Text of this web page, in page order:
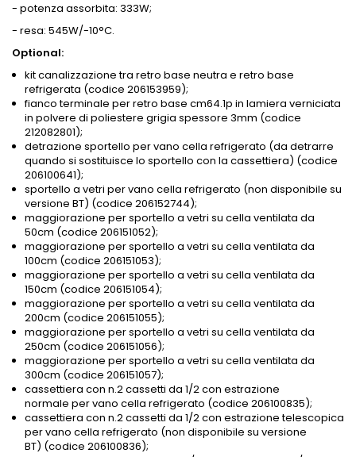
- potenza assorbita: 333W;
- resa: 545W/-10°C.
Optional:
kit canalizzazione tra retro base neutra e retro base
refrigerata (codice 206153959);
fianco terminale per retro base cm64.1p in lamiera verniciata
in polvere di poliestere grigia spessore 3mm (codice
212082801);
detrazione sportello per vano cella refrigerato (da detrarre
quando si sostituisce lo sportello con la cassettiera) (codice
206100641);
sportello a vetri per vano cella refrigerato (non disponibile su
versione BT) (codice 206152744);
maggiorazione per sportello a vetri su cella ventilata da
50cm (codice 206151052);
maggiorazione per sportello a vetri su cella ventilata da
100cm (codice 206151053);
maggiorazione per sportello a vetri su cella ventilata da
150cm (codice 206151054);
maggiorazione per sportello a vetri su cella ventilata da
200cm (codice 206151055);
maggiorazione per sportello a vetri su cella ventilata da
250cm (codice 206151056);
maggiorazione per sportello a vetri su cella ventilata da
300cm (codice 206151057);
cassettiera con n.2 cassetti da 1/2 con estrazione
normale per vano cella refrigerato (codice 206100835);
cassettiera con n.2 cassetti da 1/2 con estrazione telescopica
per vano cella refrigerato (non disponibile su versione
BT) (codice 206100836);